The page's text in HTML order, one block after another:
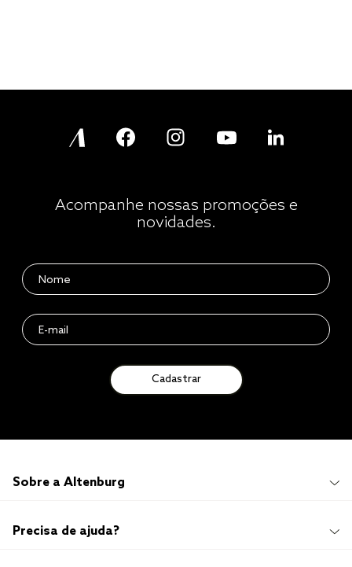
Acompanhe nossas promoções e
novidades.
Cadastrar
Sobre a Altenburg
Institucional
Precisa de ajuda?